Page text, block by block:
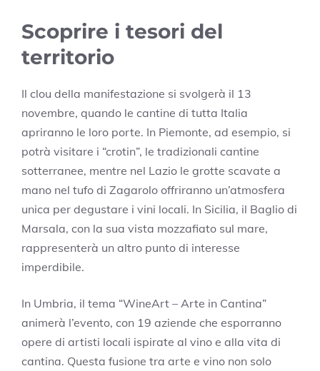
Scoprire i tesori del
territorio
Il clou della manifestazione si svolgerà il 13
novembre, quando le cantine di tutta Italia
apriranno le loro porte. In Piemonte, ad esempio, si
potrà visitare i “crotin”, le tradizionali cantine
sotterranee, mentre nel Lazio le grotte scavate a
mano nel tufo di Zagarolo offriranno un’atmosfera
unica per degustare i vini locali. In Sicilia, il Baglio di
Marsala, con la sua vista mozzafiato sul mare,
rappresenterà un altro punto di interesse
imperdibile.
In Umbria, il tema “WineArt – Arte in Cantina”
animerà l’evento, con 19 aziende che esporranno
opere di artisti locali ispirate al vino e alla vita di
cantina. Questa fusione tra arte e vino non solo